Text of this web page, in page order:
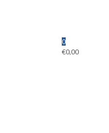
0
€0,00